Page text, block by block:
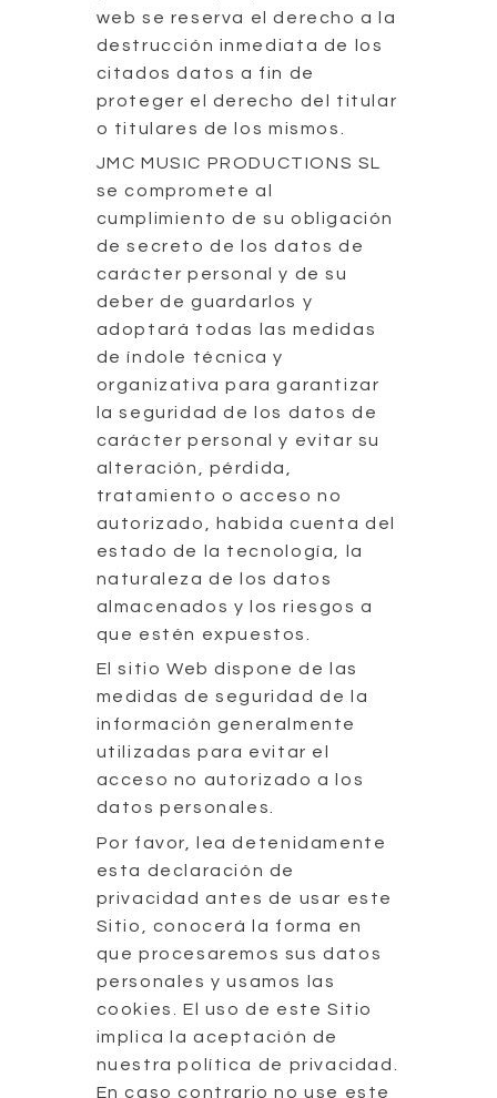
web se reserva el derecho a la
destrucción inmediata de los
citados datos a fin de
proteger el derecho del titular
o titulares de los mismos.
JMC MUSIC PRODUCTIONS SL
se compromete al
cumplimiento de su obligación
de secreto de los datos de
carácter personal y de su
deber de guardarlos y
adoptará todas las medidas
de índole técnica y
organizativa para garantizar
la seguridad de los datos de
carácter personal y evitar su
alteración, pérdida,
tratamiento o acceso no
autorizado, habida cuenta del
estado de la tecnología, la
naturaleza de los datos
almacenados y los riesgos a
que estén expuestos.
El sitio Web dispone de las
medidas de seguridad de la
información generalmente
utilizadas para evitar el
acceso no autorizado a los
datos personales.
Por favor, lea detenidamente
esta declaración de
privacidad antes de usar este
Sitio, conocerá la forma en
que procesaremos sus datos
personales y usamos las
cookies. El uso de este Sitio
implica la aceptación de
nuestra política de privacidad.
En caso contrario no use este